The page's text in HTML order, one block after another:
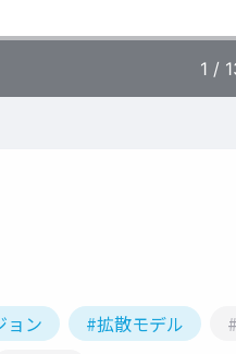
ョン #拡散モデル